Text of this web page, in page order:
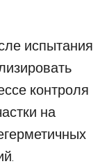
испытания
контроля
на